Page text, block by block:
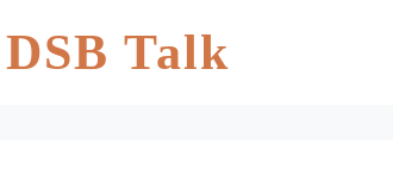
DSB Talk